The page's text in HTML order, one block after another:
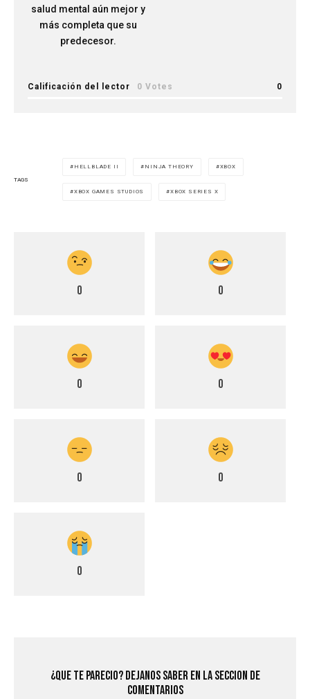
Calificación del lector 0 Votes 0
salud mental aún mejor y
más completa que su
predecesor.
TAGS
HELLBLADE II NINJA THEORY XBOX
XBOX GAMES STUDIOS XBOX SERIES X
0 0
0 0
0 0
0
¿Que Te Parecio? Dejanos saber en la seccion de
comentarios